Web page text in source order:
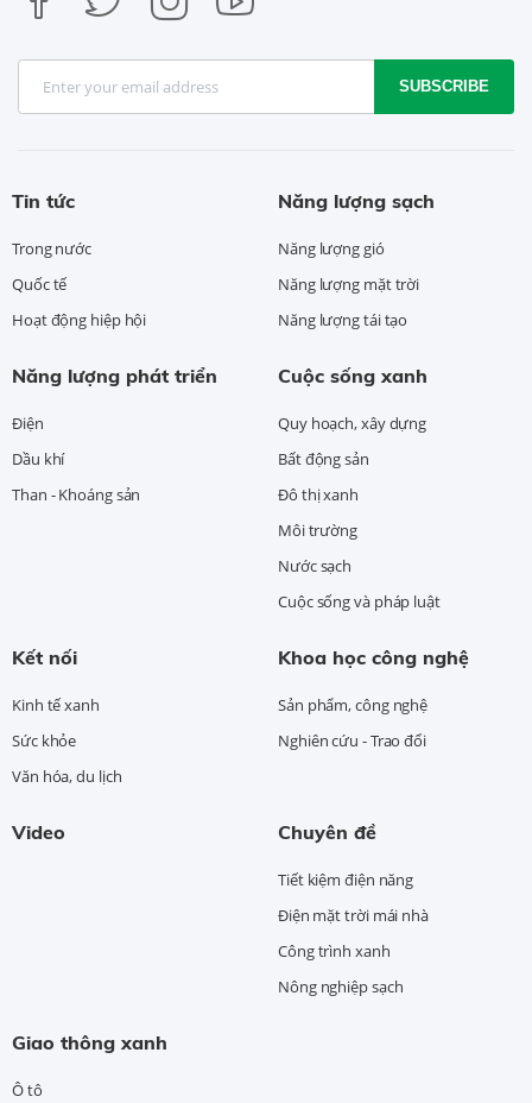
SUBSCRIBE
Tin tức
Trong nước
Quốc tế
Hoạt động hiệp hội
Năng lượng sạch
Năng lượng gió
Năng lượng mặt trời
Năng lượng tái tạo
Năng lượng phát triển
Điện
Dầu khí
Than - Khoáng sản
Cuộc sống xanh
Quy hoạch, xây dựng
Bất động sản
Đô thị xanh
Môi trường
Nước sạch
Cuộc sống và pháp luật
Kết nối
Kinh tế xanh
Sức khỏe
Văn hóa, du lịch
Khoa học công nghệ
Sản phẩm, công nghệ
Nghiên cứu - Trao đổi
Video Chuyên đề
Tiết kiệm điện năng
Điện mặt trời mái nhà
Công trình xanh
Nông nghiệp sạch
Giao thông xanh
Ô tô